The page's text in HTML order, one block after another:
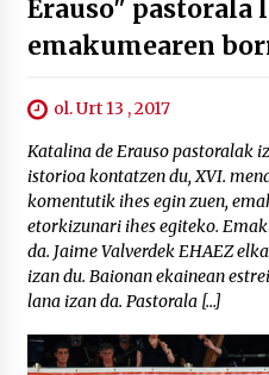
Erauso"
emakumearen
ol. Urt 13 , 2017
Katalina de Erauso pastoralak
istorioa kontatzen du, XVI.
komentutik ihes egin zuen,
etorkizunari ihes egiteko.
da. Jaime Valverdek EHAEZ
izan du. Baionan ekainean
lana izan da. Pastorala […]